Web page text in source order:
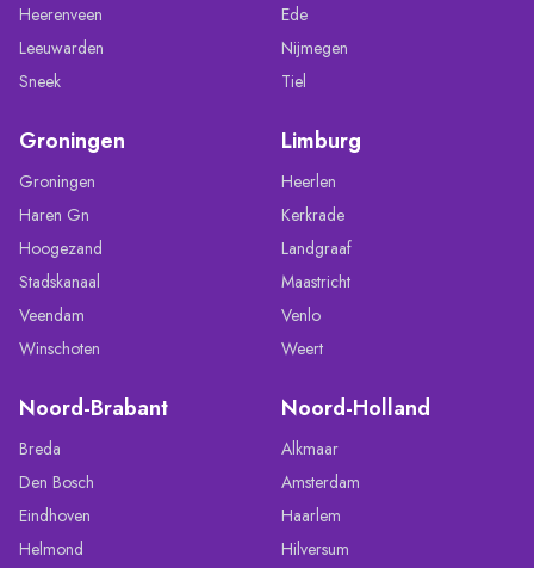
Heerenveen
Leeuwarden
Sneek
Ede
Nijmegen
Tiel
Groningen
Groningen
Haren Gn
Hoogezand
Stadskanaal
Veendam
Winschoten
Limburg
Heerlen
Kerkrade
Landgraaf
Maastricht
Venlo
Weert
Noord-Brabant
Breda
Den Bosch
Eindhoven
Helmond
Noord-Holland
Alkmaar
Amsterdam
Haarlem
Hilversum